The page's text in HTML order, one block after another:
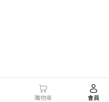
購物車 會員